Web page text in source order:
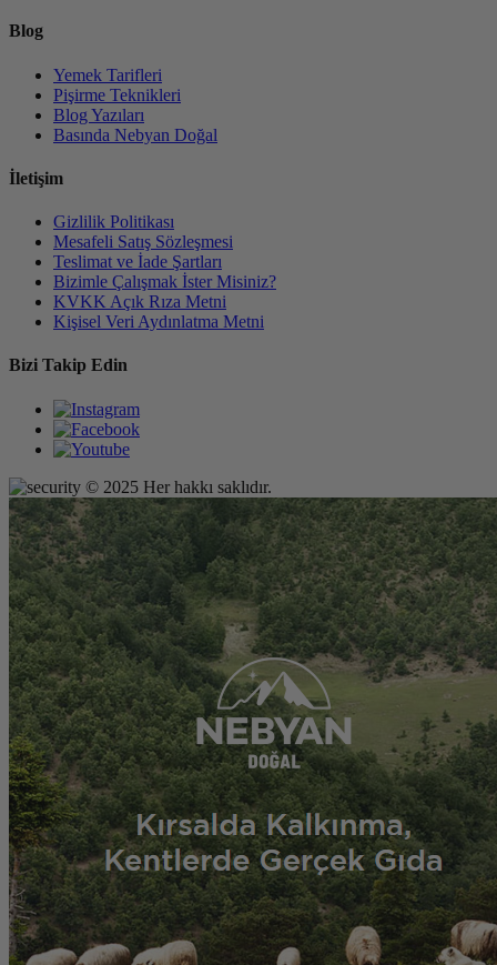
Blog
Yemek Tarifleri
Pişirme Teknikleri
Blog Yazıları
Basında Nebyan Doğal
İletişim
Gizlilik Politikası
Mesafeli Satış Sözleşmesi
Teslimat ve İade Şartları
Bizimle Çalışmak İster Misiniz?
KVKK Açık Rıza Metni
Kişisel Veri Aydınlatma Metni
Bizi Takip Edin
© 2025 Her hakkı saklıdır.